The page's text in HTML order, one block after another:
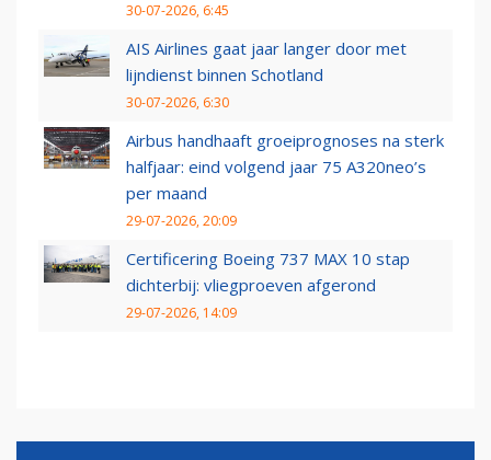
30-07-2026, 6:45
AIS Airlines gaat jaar langer door met
lijndienst binnen Schotland
30-07-2026, 6:30
Airbus handhaaft groeiprognoses na sterk
halfjaar: eind volgend jaar 75 A320neo’s
per maand
29-07-2026, 20:09
Certificering Boeing 737 MAX 10 stap
dichterbij: vliegproeven afgerond
29-07-2026, 14:09